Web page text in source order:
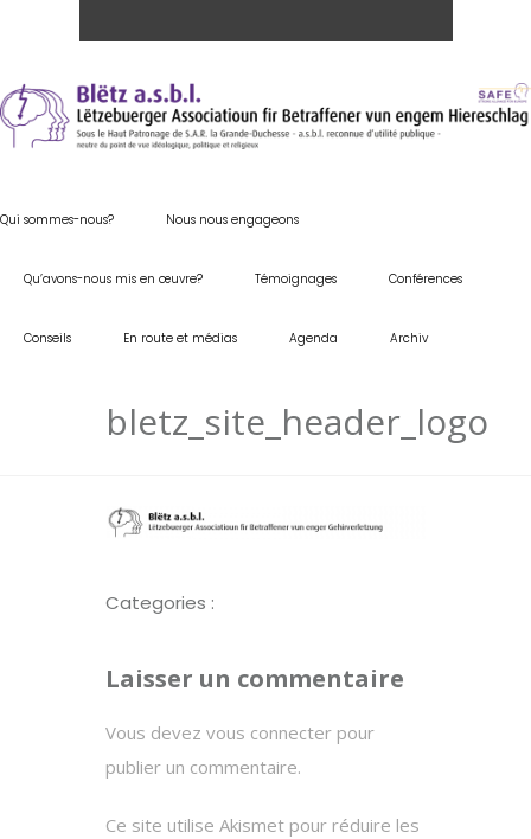
Qui sommes-nous? Nous nous engageons
Qu’avons-nous mis en œuvre? Témoignages Conférences
Conseils En route et médias Agenda Archiv
bletz_site_header_logo
Categories :
Laisser un commentaire
Vous devez vous connecter pour
publier un commentaire.
Ce site utilise Akismet pour réduire les